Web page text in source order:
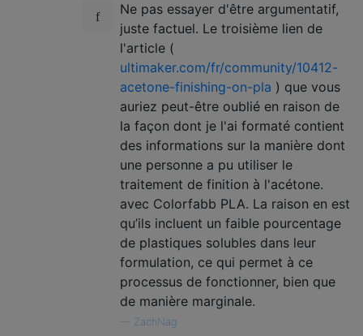
Ne pas essayer d'être argumentatif,
juste factuel. Le troisième lien de
l'article (
ultimaker.com/fr/community/10412-
acetone-finishing-on-pla ) que vous
auriez peut-être oublié en raison de
la façon dont je l'ai formaté contient
des informations sur la manière dont
une personne a pu utiliser le
traitement de finition à l'acétone.
avec Colorfabb PLA. La raison en est
qu’ils incluent un faible pourcentage
de plastiques solubles dans leur
formulation, ce qui permet à ce
processus de fonctionner, bien que
de manière marginale.
ZachNag